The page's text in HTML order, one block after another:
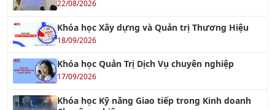
Khóa học Quản Trị Dịch Vụ chuyên nghiệp
17/09/2026
Khóa học Kỹ năng Giao tiếp trong Kinh doanh
Chuyên nghiệp
21/08/2026